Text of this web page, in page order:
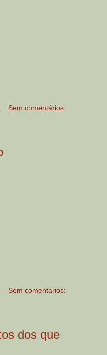
Sem comentários:
Sem comentários:
dos que